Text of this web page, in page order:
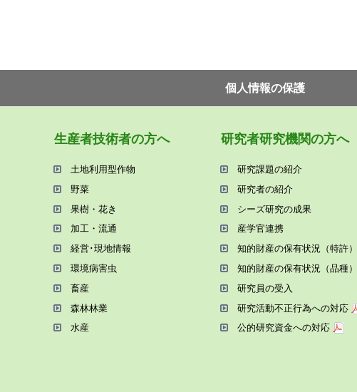
個⼈情報の保護
⽣産者技術者の⽅へ
⼟地利⽤型作物
野菜
果樹・花き
加⼯・流通
経営･現地情報
環境病害⾍
畜産
森林林業
⽔産
研究者研究機関の⽅へ
研究課題の紹介
研究者の紹介
シーズ研究の成果
産学官連携
知的財産の保有状況（特許）
知的財産の保有状況（品種）
研究員の受⼊
研究活動不正⾏為への対応
公的研究資金への対応